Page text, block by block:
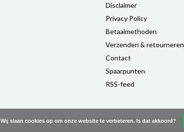
Disclaimer
Privacy Policy
Betaalmethoden
Verzenden & retourneren
Contact
Spaarpunten
RSS-feed
Wij slaan cookies op om onze website te verbeteren. Is dat akkoord?